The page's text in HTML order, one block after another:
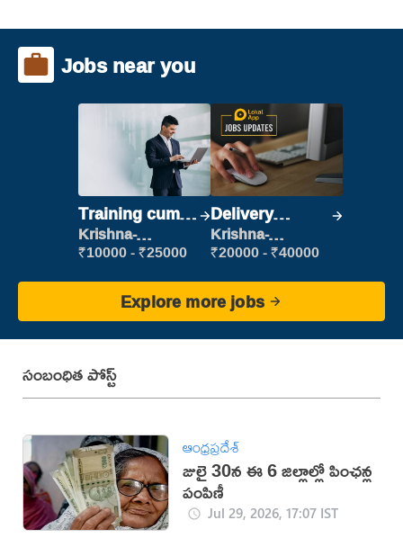
Jobs near you
Training cum
Placement
Krishna-
vijayawada
₹10000 - ₹25000
Delivery
Executive
Krishna-
vijayawada
₹20000 - ₹40000
Explore more jobs
సంబంధిత పోస్ట్
ఆంధ్రప్రదేశ్
జులై 30న ఈ 6 జిల్లాల్లో పింఛన్ల
పంపిణీ
Jul 29, 2026, 17:07 IST